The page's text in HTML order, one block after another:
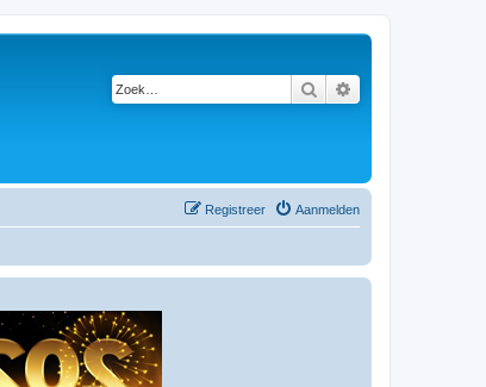
Zoek
Aanmelden
Registreer